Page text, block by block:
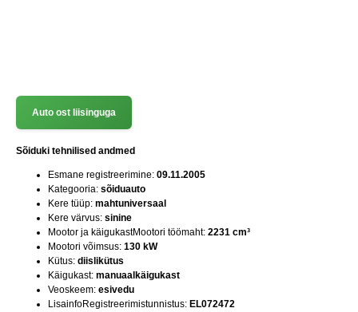
Auto ost liisinguga
Sõiduki tehnilised andmed
Esmane registreerimine: 09.11.2005
Kategooria: sõiduauto
Kere tüüp: mahtuniversaal
Kere värvus: sinine
Mootor ja käigukastMootori töömaht: 2231 cm³
Mootori võimsus: 130 kW
Kütus: diislikütus
Käigukast: manuaalkäigukast
Veoskeem: esivedu
LisainfoRegistreerimistunnistus: EL072472